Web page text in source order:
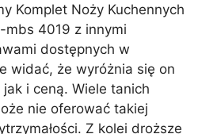
Komplet Noży Kuchennych
mbs 4019 z innymi
dostępnych w
widać, że wyróżnia się on
i ceną. Wiele tanich
nie oferować takiej
Z kolei droższe